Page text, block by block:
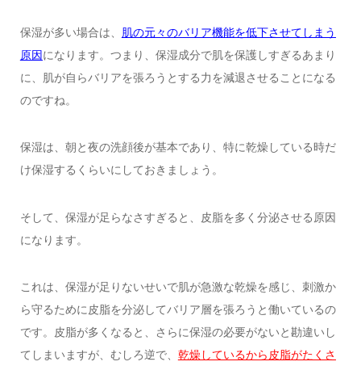
保湿が多い場合は、 肌の元々のバリア機能を低下させてしまう
原因になります。つまり、保湿成分で肌を保護しすぎるあまり
に、肌が自らバリアを張ろうとする力を減退させることになる
のですね。
保湿は、朝と夜の洗顔後が基本であり、特に乾燥している時だ
け保湿するくらいにしておきましょう。
そして、保湿が足らなさすぎると、皮脂を多く分泌させる原因
になります。
これは、保湿が足りないせいで肌が急激な乾燥を感じ、刺激か
ら守るために皮脂を分泌してバリア層を張ろうと働いているの
です。皮脂が多くなると、さらに保湿の必要がないと勘違いし
てしまいますが、むしろ逆で、 乾燥しているから皮脂がたくさ